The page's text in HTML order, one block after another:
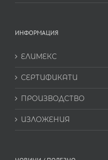
ИНФОРМАЦИЯ
ЕЛИМЕКС
СЕРТИФИКАТИ
ПРОИЗВОДСТВО
ИЗЛОЖЕНИЯ